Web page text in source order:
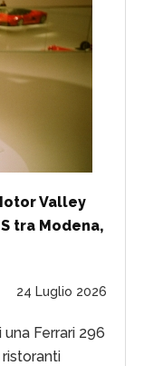
Valley
tra Modena,
24 Luglio 2026
Ferrari 296